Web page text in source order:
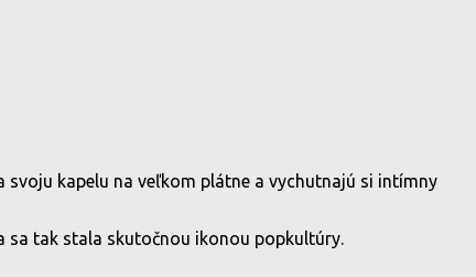
kapelu na veľkom plátne a vychutnajú si intímny
sa tak stala skutočnou ikonou popkultúry.